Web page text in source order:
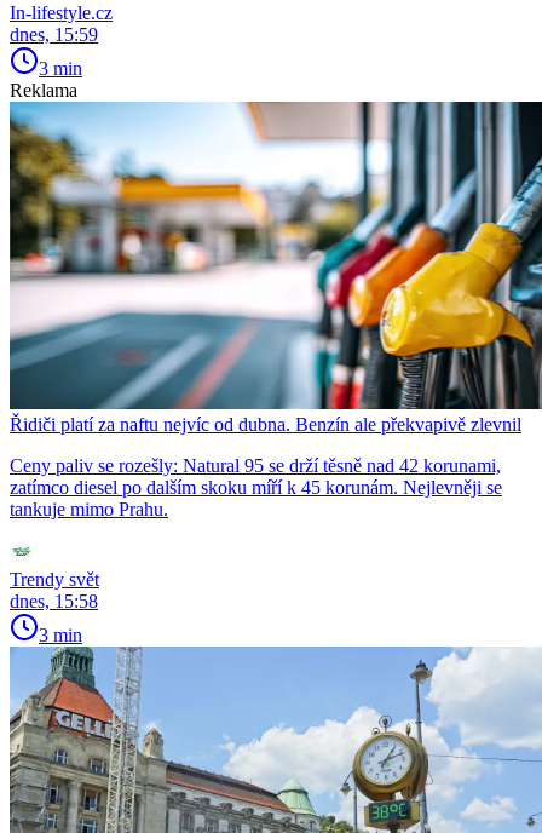
In-lifestyle.cz
dnes, 15:59
3 min
Reklama
Řidiči platí za naftu nejvíc od dubna. Benzín ale překvapivě zlevnil
Ceny paliv se rozešly: Natural 95 se drží těsně nad 42 korunami,
zatímco diesel po dalším skoku míří k 45 korunám. Nejlevněji se
tankuje mimo Prahu.
Trendy svět
dnes, 15:58
3 min